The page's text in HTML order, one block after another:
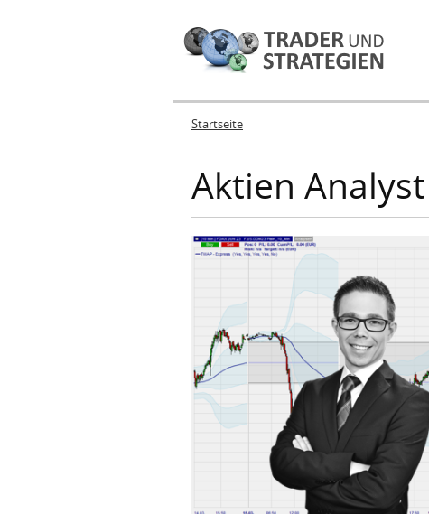
Sie sind hier
Startseite
Aktien